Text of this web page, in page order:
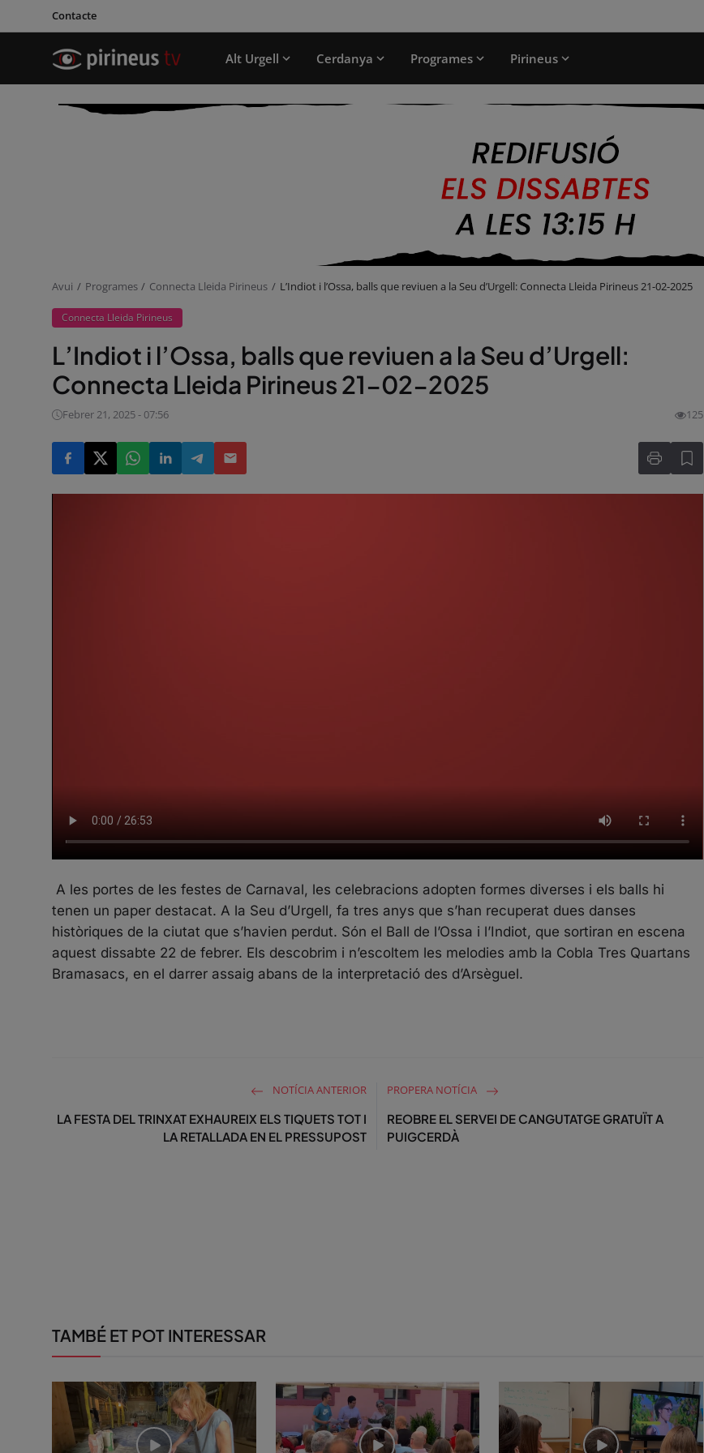
Contacte
Alt Urgell Cerdanya Programes Pirineus
Avui Programes Connecta Lleida Pirineus L’Indiot i l’Ossa, balls que reviuen a la Seu d’Urgell: Connecta Lleida Pirineus 21-02-2025
Connecta Lleida Pirineus
L’Indiot i l’Ossa, balls que reviuen a la Seu d’Urgell:
Connecta Lleida Pirineus 21-02-2025
Febrer 21, 2025 - 07:56 125
A les portes de les festes de Carnaval, les celebracions adopten formes diverses i els balls hi
tenen un paper destacat. A la Seu d’Urgell, fa tres anys que s’han recuperat dues danses
històriques de la ciutat que s’havien perdut. Són el Ball de l’Ossa i l’Indiot, que sortiran en escena
aquest dissabte 22 de febrer. Els descobrim i n’escoltem les melodies amb la Cobla Tres Quartans
Bramasacs, en el darrer assaig abans de la interpretació des d’Arsèguel.
NOTÍCIA ANTERIOR
LA FESTA DEL TRINXAT EXHAUREIX ELS TIQUETS TOT I
LA RETALLADA EN EL PRESSUPOST
PROPERA NOTÍCIA
REOBRE EL SERVEI DE CANGUTATGE GRATUÏT A
PUIGCERDÀ
TAMBÉ ET POT INTERESSAR